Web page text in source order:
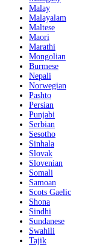
Malay
Malayalam
Maltese
Maori
Marathi
Mongolian
Burmese
Nepali
Norwegian
Pashto
Persian
Punjabi
Serbian
Sesotho
Sinhala
Slovak
Slovenian
Somali
Samoan
Scots Gaelic
Shona
Sindhi
Sundanese
Swahili
Tajik